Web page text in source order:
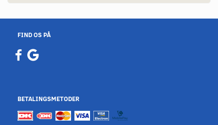
FIND OS PÅ
BETALINGSMETODER